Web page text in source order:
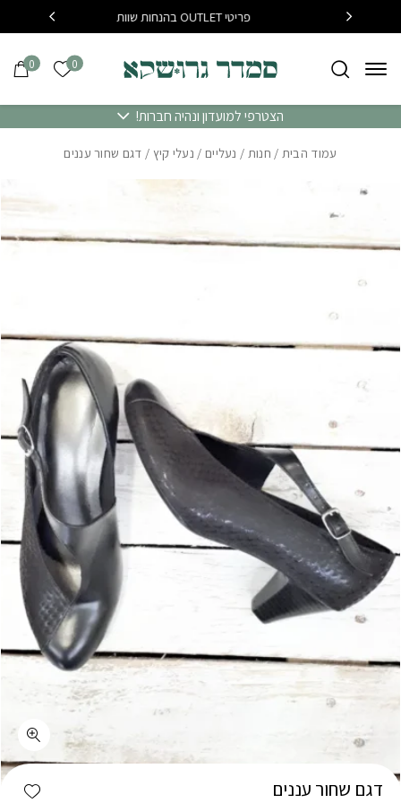
Skip to Content פריטי OUTLET בהנחות שוות
0 הרשימה
0
הצטרפי למועדון ונהיה חברות!
עמוד הבית / חנות / נעליים / נעלי קיץ / דגם שחור עננים
דגם שחור עננים
בחזרה למעלה